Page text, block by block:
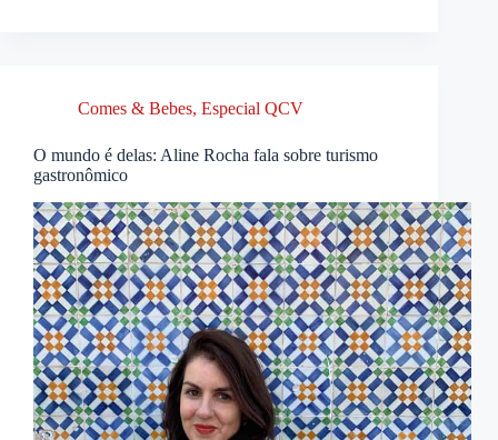
Comes & Bebes, Especial QCV
O mundo é delas: Aline Rocha fala sobre turismo
gastronômico